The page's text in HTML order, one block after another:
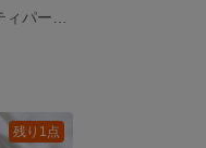
残り1点